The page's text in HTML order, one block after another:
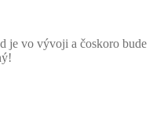
je vo vývoji a čoskoro bude